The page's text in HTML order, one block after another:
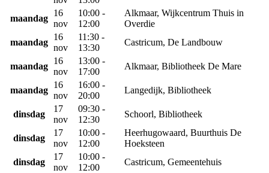
maandag
16
nov
10:00 -
12:00
Alkmaar, Wijkcentrum Thuis in
Overdie
maandag
16
nov
11:30 -
13:30
Castricum, De Landbouw
maandag
16
nov
13:00 -
17:00
Alkmaar, Bibliotheek De Mare
maandag
16
nov
16:00 -
20:00
Langedijk, Bibliotheek
dinsdag
17
nov
09:30 -
12:30
Schoorl, Bibliotheek
dinsdag
17
nov
10:00 -
12:00
Heerhugowaard, Buurthuis De
Hoeksteen
dinsdag
17
nov
10:00 -
12:00
Castricum, Gemeentehuis